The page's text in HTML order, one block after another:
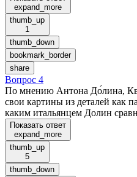
expand_more
thumb_up
1
thumb_down
bookmark_border
share
Вопрос 4
По мнению Антона До́лина,
свои картины из деталей как
каким итальянцем Долин
Показать ответ
expand_more
thumb_up
5
thumb_down